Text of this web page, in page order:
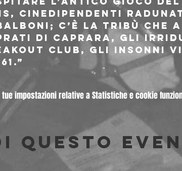
cinedipendenti
c’è la tribù che
di Caprara, gli
club, gli insonni
impostazioni relative a Statistiche e cookie
questo